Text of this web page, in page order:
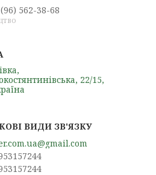
562-38-68
22/15,